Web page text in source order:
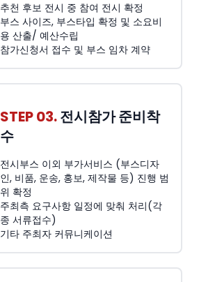
추천 후보 전시 중 참여 전시 확정
부스 사이즈, 부스타입 확정 및 소요비
용 산출/ 예산수립
참가신청서 접수 및 부스 임차 계약
STEP 03.전시참가 준비착
수
전시부스 이외 부가서비스 (부스디자
인, 비품, 운송, 홍보, 제작물 등) 진행 범
위 확정
주최측 요구사항 일정에 맞춰 처리(각
종 서류접수)
기타 주최자 커뮤니케이션